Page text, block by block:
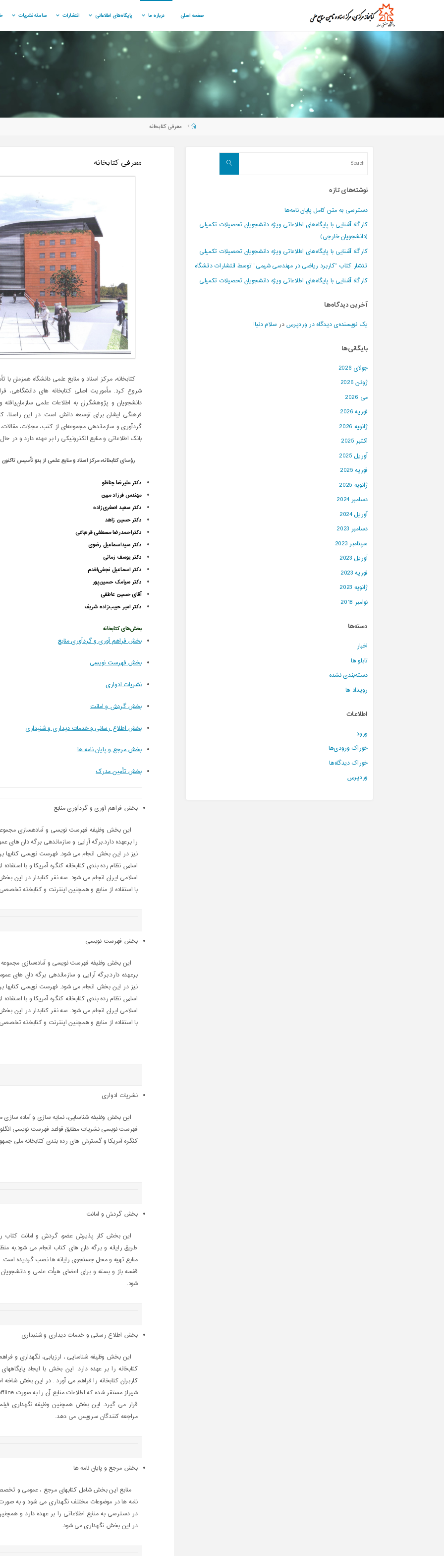
content
خ
نه
م
ر
ا
س
ن
د
ص
ع
س
د
صفحه اصلی درباره ما پایگاه‌های اطلاعاتی انتشارات سامانه نشریات
Homeمعرفی کتابخانه
معرفی کتابخانه
شروع کرد. مأموریت اصلی کتابخانه های دانشگاهی،
دانشجویان و پژوهشگران به اطلاعات علمی
فرهنگی ایشان برای توسعه دانش است. در این راستا،
گردآوری و سازماندهی مجموعه‌ای از کتب، مجلات،
بانک اطلاعاتی و منابع الکترونیکی را بر عهده دارد و در حال حاضر بیش
رؤسای کتابخانه، مرکز اسناد و منابع علمی از بدو تأسیس تاکنون
دکتر علیرضا چناقلو
مهندس فرزاد مبین
دکتر سعید اصغری‌زاده
دکتر حسین زاهد
دکتراحمدرضا مصطفی قره‌باغی
دکتر سیداسماعیل رضوی
دکتر یوسف زمانی
دکتر اسماعیل نجفی‌اقدم
دکتر سیامک حسین‌پور
آقای حسین عاطفی
دکتر امیر حبیب‌زاده شریف
بخش‌های کتابخانه
بخش فراهم آوری و گردآوری منابع
بخش فهرست نویسی
نشریات ادواری
بخش گردش و امانت
بخش اطلاع رسانی و خدمات دیداری و شنیداری
بخش مرجع و پایان نامه ها
بخش تأمین مدرک
بخش فراهم آوری و گردآوری منابع
این بخش وظیفه فهرست نویسی و آمادهسازی مجموعه
را برعهده دارد.برگه آرایی و سازماندهی برگه دان
نیز در این بخش انجام می شود. فهرست نویسی کتابها
اساس نظام رده بندی کتابخانه کنگره آمریکا و با
اسلامی ایران انجام می شود. سه نفر کتابدار در این
با استفاده از منابع و همچنین اینترنت و کتابخانه
بخش فهرست نویسی
این بخش وظیفه فهرست نویسی و آماده‌سازی مجموعه
برعهده دارد.برگه آرایی و سازماندهی برگه دان
نیز در این بخش انجام می شود. فهرست نویسی کتابها
اساس نظام رده بندی کتابخانه کنگره آمریکا و با
اسلامی ایران انجام می شود. سه نفر کتابدار در این
با استفاده از منابع و همچنین اینترنت و کتابخانه
نشریات ادواری
این بخش وظیفه شناسایی، نمایه سازی و آماده سازی
فهرست نویسی نشریات مطابق قواعد فهرست نویسی
کنگره آمریکا و گسترش های رده بندی کتابخانه ملی
بخش گردش و امانت
این بخش کار پذیرش عضو، گردش و امانت کتاب
طریق رایانه و برگه دان های کتاب انجام می شود.به
منابع تهیه و محل جستجوی رایانه ها نصب گردیده
قفسه باز و بسته و برای اعضای هیأت علمی و
شود.
بخش اطلاع رسانی و خدمات دیداری و شنیداری
این بخش وظیفه شناسایی ، ارزیابی، نگهداری و
کتابخانه را بر عهده دارد. این بخش با ایجاد
کاربران کتابخانه را فراهم می آورد . در این بخش شاخه
قرار می گیرد. این بخش همچنین وظیفه نگهداری
مراجعه کنندگان سرویس می دهد.
بخش مرجع و پایان نامه ها
منابع این بخش شامل کتابهای مرجع ، عمومی و تخصصی
نامه ها در موضوعات مختلف نگهداری می شود و به صورت
در دسترسی به منابع اطلاعاتی را بر عهده دارد و
در این بخش نگهداری می شود.
Search
نوشته‌های تازه
دسترسی به متن کامل پایان نامه‌ها
کارگاه آشنایی با پایگاه‌های اطلاعاتی ویژه دانشجویان تحصیلات تکمیلی
(دانشجویان خارجی)
کارگاه آشنایی با پایگاه‌های اطلاعاتی ویژه دانشجویان تحصیلات تکمیلی
انتشار کتاب “کاربرد ریاضی در مهندسی شیمی” توسط انتشارات دانشگاه
کارگاه آشنایی با پایگاه‌های اطلاعاتی ویژه دانشجویان تحصیلات تکمیلی
آخرین دیدگاه‌ها
یک نویسنده‌ی دیدگاه در وردپرس در سلام دنیا!
بایگانی‌ها
جولای 2026
ژوئن 2026
می 2026
فوریه 2026
ژانویه 2026
اکتبر 2025
آوریل 2025
فوریه 2025
ژانویه 2025
دسامبر 2024
آوریل 2024
دسامبر 2023
سپتامبر 2023
آوریل 2023
فوریه 2023
ژانویه 2023
نوامبر 2018
دسته‌ها
اخبار
تابلو ها
دسته‌بندی نشده
رویداد ها
اطلاعات
ورود
خوراک ورودی‌ها
خوراک دیدگاه‌ها
وردپرس